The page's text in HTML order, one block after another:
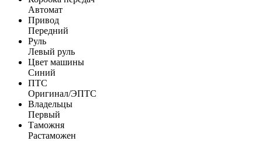
Автомат
Привод
Передний
Руль
Левый руль
Цвет машины
Синий
ПТС
Оригинал/ЭПТС
Владельцы
Первый
Таможня
Растаможен